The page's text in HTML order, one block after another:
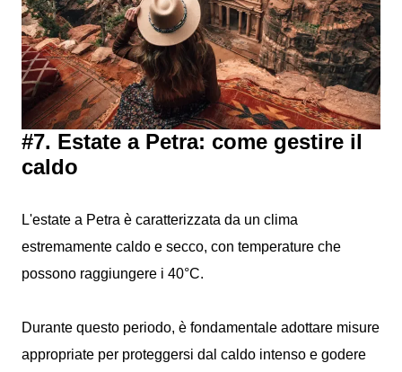
#7. Estate a Petra: come gestire il
caldo
L'estate a Petra è caratterizzata da un clima
estremamente caldo e secco, con temperature che
possono raggiungere i 40°C.
Durante questo periodo, è fondamentale adottare misure
appropriate per proteggersi dal caldo intenso e godere